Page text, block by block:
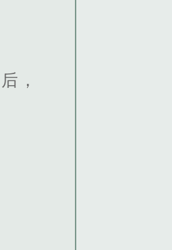
，